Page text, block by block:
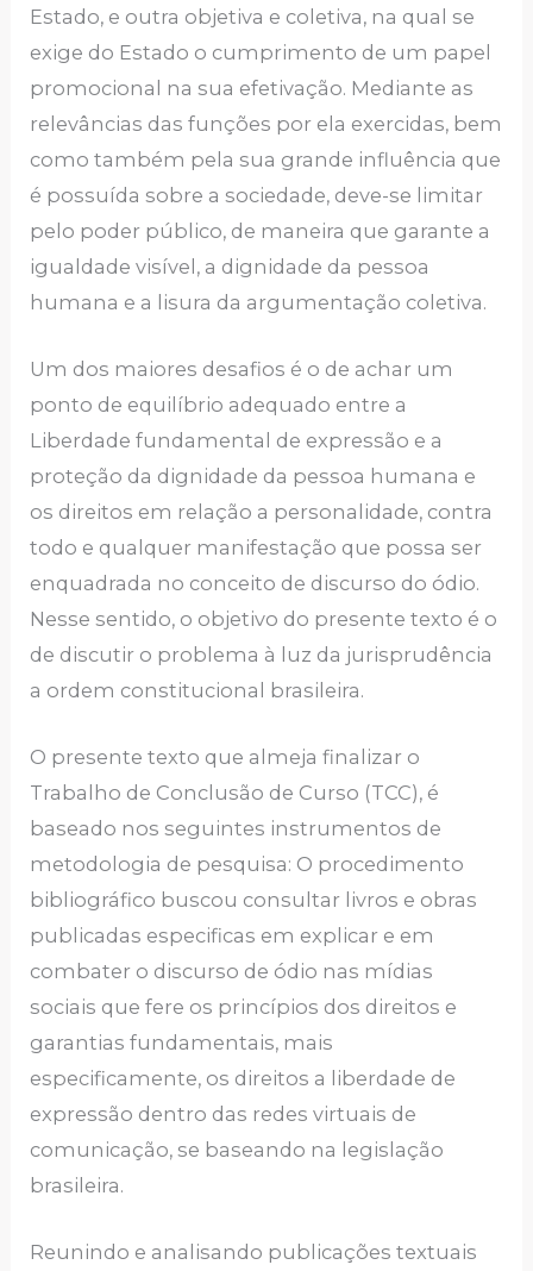
Estado, e outra objetiva e coletiva, na qual se
exige do Estado o cumprimento de um papel
promocional na sua efetivação. Mediante as
relevâncias das funções por ela exercidas, bem
como também pela sua grande influência que
é possuída sobre a sociedade, deve-se limitar
pelo poder público, de maneira que garante a
igualdade visível, a dignidade da pessoa
humana e a lisura da argumentação coletiva.
Um dos maiores desafios é o de achar um
ponto de equilíbrio adequado entre a
Liberdade fundamental de expressão e a
proteção da dignidade da pessoa humana e
os direitos em relação a personalidade, contra
todo e qualquer manifestação que possa ser
enquadrada no conceito de discurso do ódio.
Nesse sentido, o objetivo do presente texto é o
de discutir o problema à luz da jurisprudência
a ordem constitucional brasileira.
O presente texto que almeja finalizar o
Trabalho de Conclusão de Curso (TCC), é
baseado nos seguintes instrumentos de
metodologia de pesquisa: O procedimento
bibliográfico buscou consultar livros e obras
publicadas especificas em explicar e em
combater o discurso de ódio nas mídias
sociais que fere os princípios dos direitos e
garantias fundamentais, mais
especificamente, os direitos a liberdade de
expressão dentro das redes virtuais de
comunicação, se baseando na legislação
brasileira.
Reunindo e analisando publicações textuais